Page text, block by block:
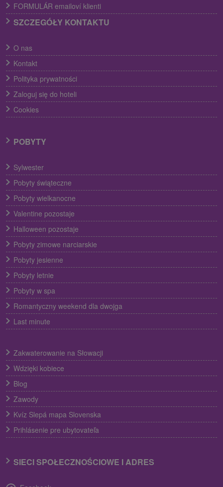
FORMULÁR emailoví klienti
SZCZEGÓŁY KONTAKTU
O nas
Kontakt
Polityka prywatności
Zaloguj się do hoteli
Cookies
POBYTY
Sylwester
Pobyty świąteczne
Pobyty wielkanocne
Valentine pozostaje
Halloween pozostaje
Pobyty zimowe narciarskie
Pobyty jesienne
Pobyty letnie
Pobyty w spa
Romantyczny weekend dla dwojga
Last minute
Zakwaterowanie na Słowacji
Wdzięki kobiece
Blog
Zawody
Kvíz Slepá mapa Slovenska
Prihlásenie pre ubytovateľa
SIECI SPOŁECZNOŚCIOWE I ADRES